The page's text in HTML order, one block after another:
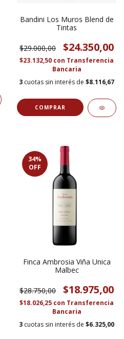
Bandini Los Muros Blend de
Tintas
$29.000,00 $24.350,00
$23.132,50 con Transferencia
Bancaria
3 cuotas sin interés de $8.116,67
34%
OFF
Finca Ambrosia Viña Unica
Malbec
$28.750,00 $18.975,00
$18.026,25 con Transferencia
Bancaria
3 cuotas sin interés de $6.325,00